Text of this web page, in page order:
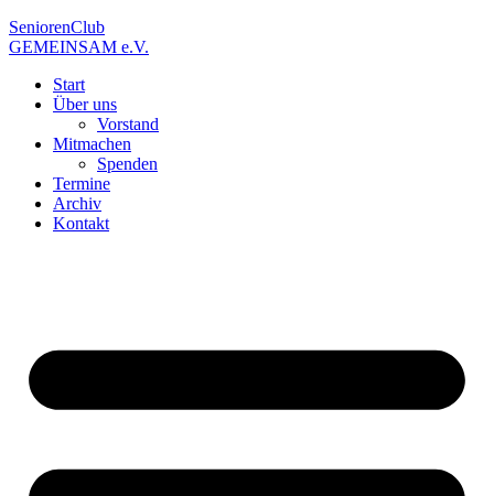
SeniorenClub
GEMEINSAM e.V.
Start
Über uns
Vorstand
Mitmachen
Spenden
Termine
Archiv
Kontakt